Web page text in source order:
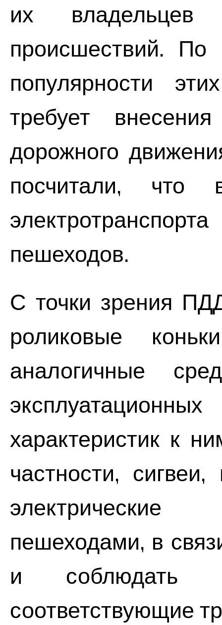
их
происшествий.
популярности
требует
дорожного
посчитали, что
пешеходов.
С точки зрения
роликовые
аналогичные
характеристик к
частности,
пешеходами, в
и соблюдать
соответствующие